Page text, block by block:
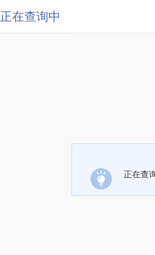
正在查询中
正在查